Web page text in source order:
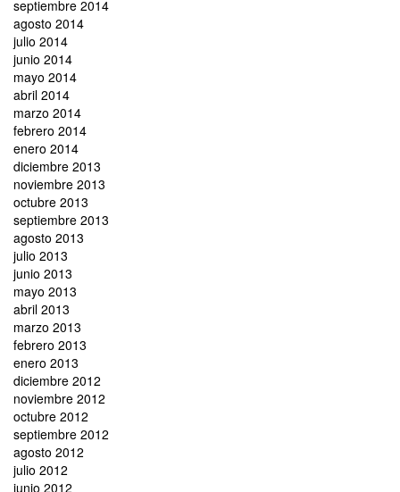
septiembre 2014
agosto 2014
julio 2014
junio 2014
mayo 2014
abril 2014
marzo 2014
febrero 2014
enero 2014
diciembre 2013
noviembre 2013
octubre 2013
septiembre 2013
agosto 2013
julio 2013
junio 2013
mayo 2013
abril 2013
marzo 2013
febrero 2013
enero 2013
diciembre 2012
noviembre 2012
octubre 2012
septiembre 2012
agosto 2012
julio 2012
junio 2012